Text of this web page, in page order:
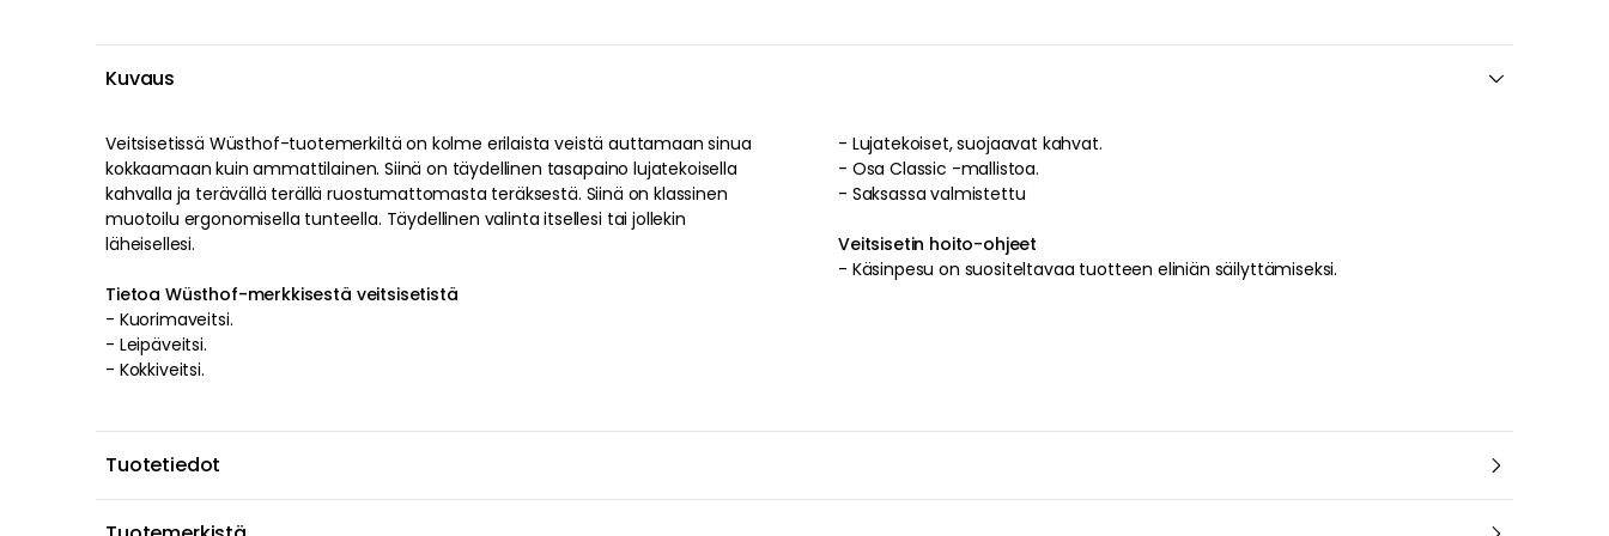
Kuvaus
Veitsisetissä Wüsthof-tuotemerkiltä on kolme erilaista veistä auttamaan sinua
kokkaamaan kuin ammattilainen. Siinä on täydellinen tasapaino lujatekoisella
kahvalla ja terävällä terällä ruostumattomasta teräksestä. Siinä onklassinen
muotoilu ergonomisella tunteella. Täydellinen valinta itsellesi tai jollekin
läheisellesi.
Tietoa Wüsthof-merkkisestä veitsisetistä
- Kuorimaveitsi.
- Leipäveitsi.
- Kokkiveitsi.
- Lujatekoiset,suojaavat kahvat.
- Osa Classic -mallistoa.
- Saksassa valmistettu
Veitsisetin hoito-ohjeet
- Käsinpesu on suositeltavaa tuotteen eliniän säilyttämiseksi.
Tuotetiedot